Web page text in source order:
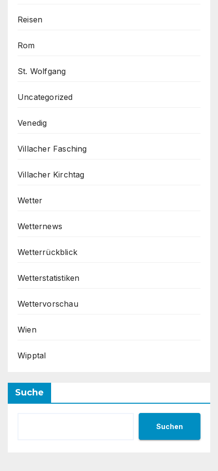
Reisen
Rom
St. Wolfgang
Uncategorized
Venedig
Villacher Fasching
Villacher Kirchtag
Wetter
Wetternews
Wetterrückblick
Wetterstatistiken
Wettervorschau
Wien
Wipptal
Suche
Suchen